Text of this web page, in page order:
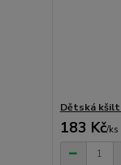
Dětská
183 Kč/ks